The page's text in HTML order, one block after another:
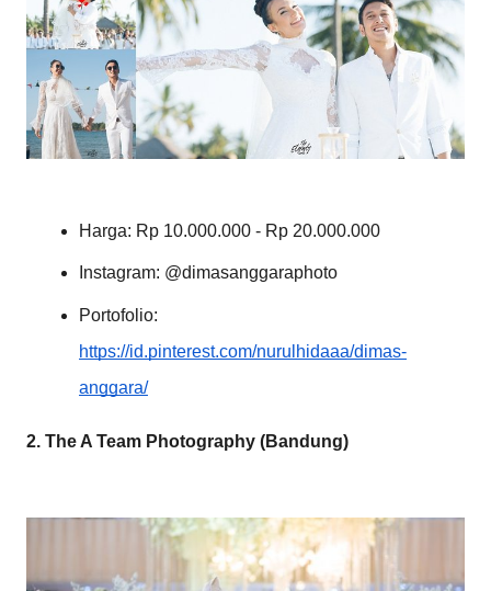
Harga: Rp 10.000.000 - Rp 20.000.000
Instagram: @dimasanggaraphoto
Portofolio:
https://id.pinterest.com/nurulhidaaa/dimas-
anggara/
2. The A Team Photography (Bandung)